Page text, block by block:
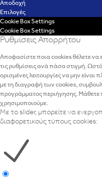
Αποδοχή
Επιλογές
Cookie Box Settings
Cookie Box Settings
Ρυθμίσεις Απορρήτου
Αποφασίστε ποια cookies θέλετε να
τις ρυθμίσεις ανά πάσα στιγμή.
ορισμένες λειτουργίες να μην είναι
με τη διαγραφή των cookies,
προγράμματος περιήγησης. Μάθετε
χρησιμοποιούμε.
Με το slider, μπορείτε να
διαφορετικούς τύπους cookies: